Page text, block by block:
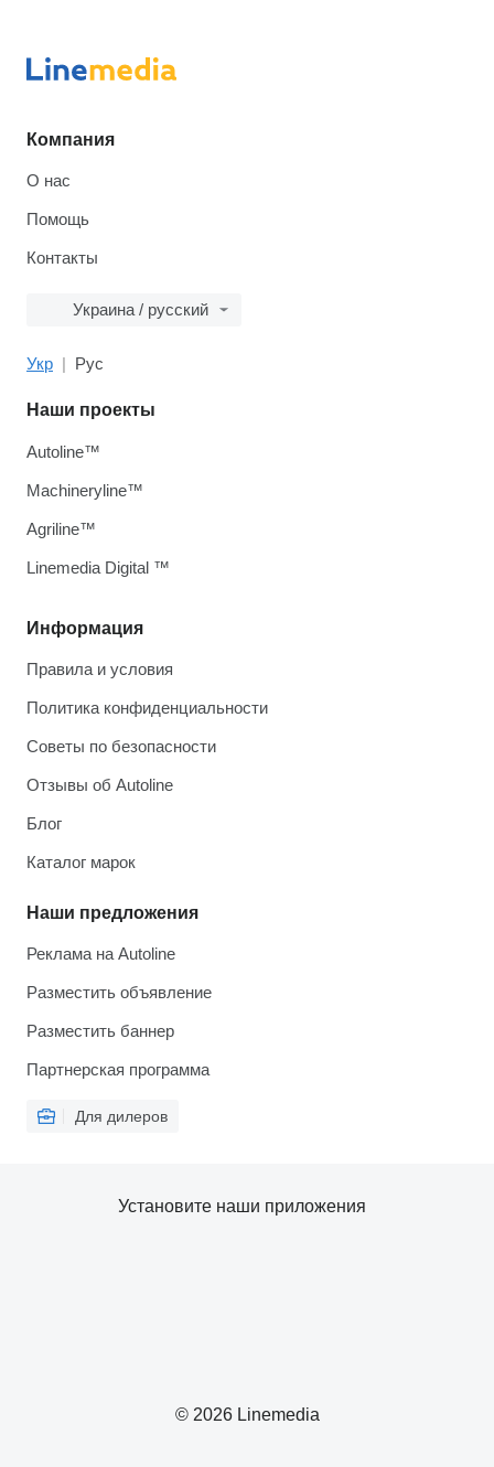
Компания
О нас
Помощь
Контакты
Украина / русский
Укр Рус
Информация
Правила и условия
Политика конфиденциальности
Советы по безопасности
Отзывы об Autoline
Блог
Каталог марок
Наши предложения
Реклама на Autoline
Разместить объявление
Разместить баннер
Партнерская программа
Для дилеров
Наши проекты
Autoline™
Machineryline™
Agriline™
Linemedia Digital ™
© 2026 Linemedia
Установите наши приложения